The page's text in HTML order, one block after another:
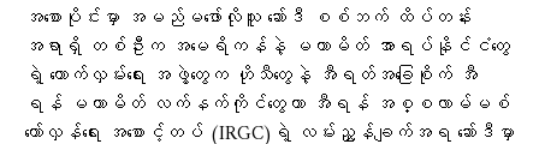
အစောပိုင်းမှာ အမည်မဖော်လိုသူ ဆော်ဒီ စစ်ဘက် ထိပ်တန်း
အရာရှိ တစ်ဦးက အမေရိကန်နဲ့ မဟာမိတ် အာရပ်နိုင်ငံတွေ
ရဲ့ ထောက်လှမ်းရေး အဖွဲ့တွေက ဟိုသီတွေနဲ့ အီရတ်အခြေစိုက် အီ
ရန် မဟာမိတ် လက်နက်ကိုင်တွေဟာ အီရန် အစ္စလာမ်မစ်
တော်လှန်ရေး အစောင့်တပ် (IRGC)ရဲ့ လမ်းညွှန်ချက်အရ ဆော်ဒီမှာ